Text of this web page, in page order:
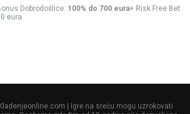
Dobrodošlice: 100% do 700 eura+ Risk Free Bet
eura
| Igre na sreću mogu uzrokovati